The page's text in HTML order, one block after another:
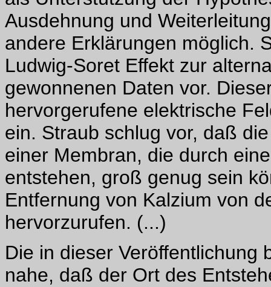
Ausdehnung und
andere Erklärungen möglich.
Ludwig-Soret Effekt zur
gewonnenen Daten vor.
hervorgerufene elektrische
ein. Straub schlug vor, daß
einer Membran, die durch
entstehen, groß genug sein
Entfernung von Kalzium von
hervorzurufen. (...)
Die in dieser Veröffentlichung
nahe, daß der Ort des